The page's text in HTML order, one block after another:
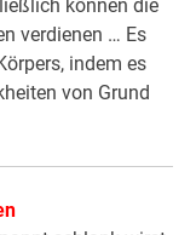
können die
verdienen … Es
indem es
von Grund